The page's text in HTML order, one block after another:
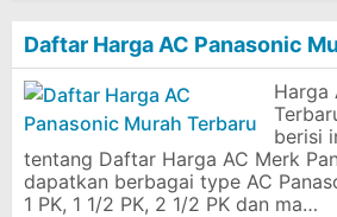
Daftar Harga AC Panasonic
Harga
berisi
tentang Daftar Harga AC Merk
dapatkan berbagai type AC
1 PK, 1 1/2 PK, 2 1/2 PK dan ma…